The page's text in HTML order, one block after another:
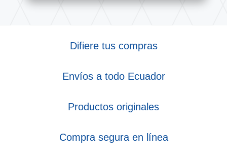
Difiere tus compras
Envíos a todo Ecuador
Productos originales
Compra segura en línea